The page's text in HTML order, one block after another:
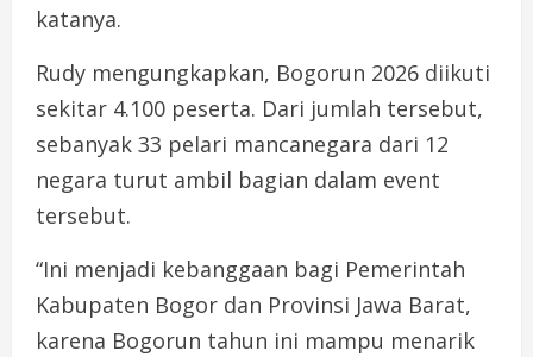
katanya.
Rudy mengungkapkan, Bogorun 2026 diikuti
sekitar 4.100 peserta. Dari jumlah tersebut,
sebanyak 33 pelari mancanegara dari 12
negara turut ambil bagian dalam event
tersebut.
“Ini menjadi kebanggaan bagi Pemerintah
Kabupaten Bogor dan Provinsi Jawa Barat,
karena Bogorun tahun ini mampu menarik